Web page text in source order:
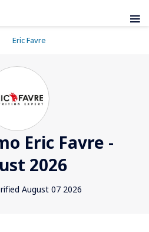
Eric Favre
Eric Favre -
2026
August 07 2026